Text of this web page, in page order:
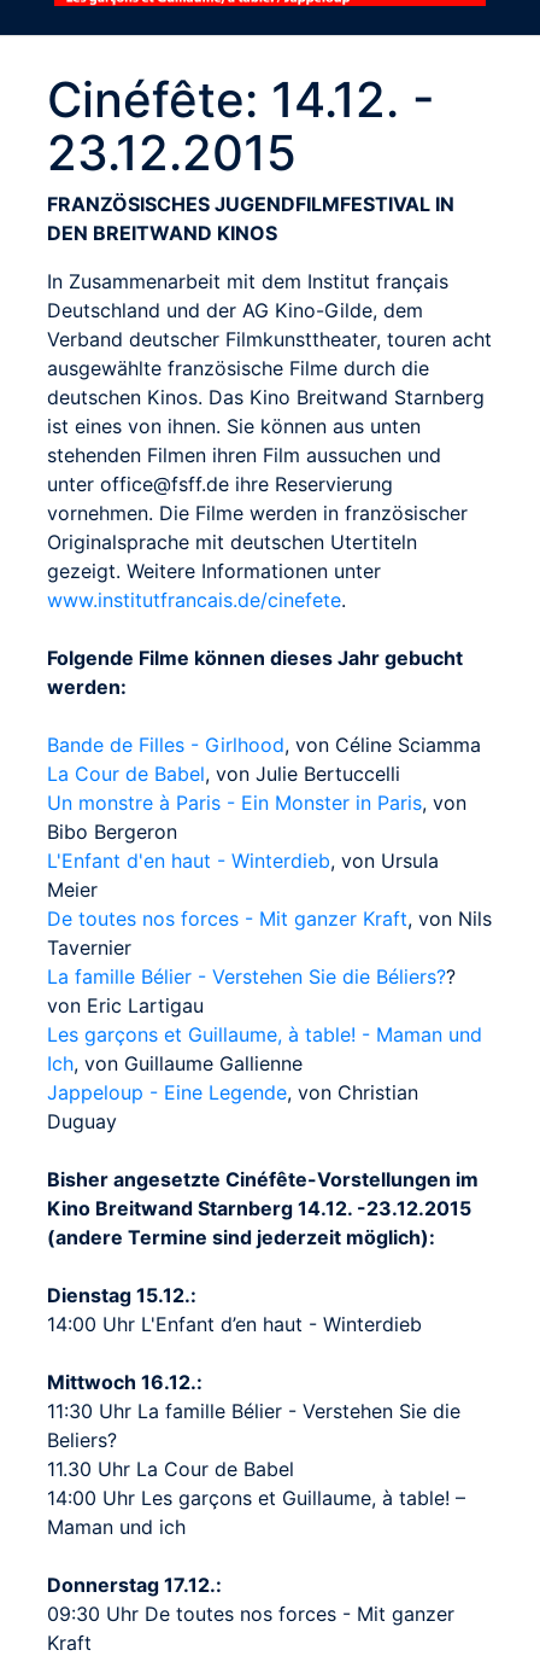
Cinéfête: 14.12. -
23.12.2015
FRANZÖSISCHES JUGENDFILMFESTIVAL IN
DEN BREITWAND KINOS
In Zusammenarbeit mit dem Institut français
Deutschland und der AG Kino-Gilde, dem
Verband deutscher Filmkunsttheater, touren acht
ausgewählte französische Filme durch die
deutschen Kinos. Das Kino Breitwand Starnberg
ist eines von ihnen. Sie können aus unten
stehenden Filmen ihren Film aussuchen und
unter office@fsff.de ihre Reservierung
vornehmen. Die Filme werden in französischer
Originalsprache mit deutschen Utertiteln
gezeigt. Weitere Informationen unter
www.institutfrancais.de/cinefete.
Folgende Filme können dieses Jahr gebucht
werden:
Bande de Filles - Girlhood, von Céline Sciamma
La Cour de Babel, von Julie Bertuccelli
Un monstre à Paris - Ein Monster in Paris, von
Bibo Bergeron
L'Enfant d'en haut - Winterdieb, von Ursula
Meier
De toutes nos forces - Mit ganzer Kraft, von Nils
Tavernier
La famille Bélier - Verstehen Sie die Béliers??
von Eric Lartigau
Les garçons et Guillaume, à table! - Maman und
Ich, von Guillaume Gallienne
Jappeloup - Eine Legende, von Christian
Duguay
Bisher angesetzte Cinéfête-Vorstellungen im
Kino Breitwand Starnberg 14.12. -23.12.2015
(andere Termine sind jederzeit möglich):
Dienstag 15.12.:
14:00 Uhr L'Enfant d’en haut - Winterdieb
Mittwoch 16.12.:
11:30 Uhr La famille Bélier - Verstehen Sie die
Beliers?
11.30 Uhr La Cour de Babel
14:00 Uhr Les garçons et Guillaume, à table! –
Maman und ich
Donnerstag 17.12.:
09:30 Uhr De toutes nos forces - Mit ganzer
Kraft